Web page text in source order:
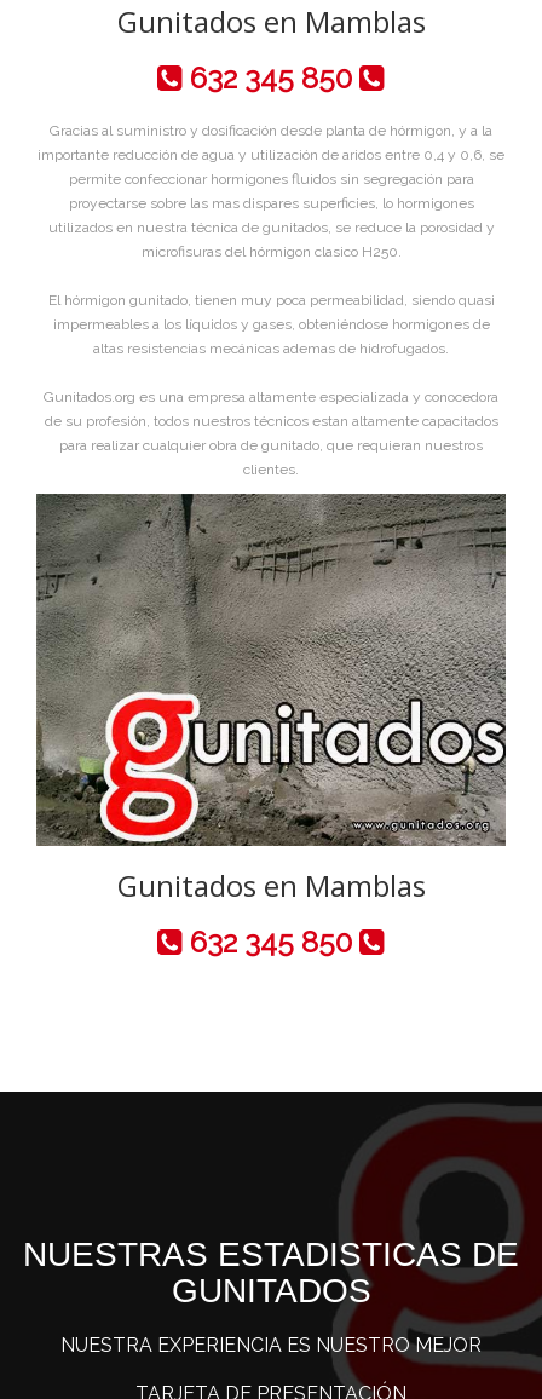
Gunitados en Mamblas
632 345 850
Gracias al suministro y dosificación desde planta de hórmigon, y a la
importante reducción de agua y utilización de aridos entre 0,4 y 0,6, se
permite confeccionar hormigones fluidos sin segregación para
proyectarse sobre las mas dispares superficies, lo hormigones
utilizados en nuestra técnica de gunitados, se reduce la porosidad y
microfisuras del hórmigon clasico H250.
El hórmigon gunitado, tienen muy poca permeabilidad, siendo quasi
impermeables a los líquidos y gases, obteniéndose hormigones de
altas resistencias mecánicas ademas de hidrofugados.
Gunitados.org es una empresa altamente especializada y conocedora
de su profesión, todos nuestros técnicos estan altamente capacitados
para realizar cualquier obra de gunitado, que requieran nuestros
clientes.
Gunitados en Mamblas
632 345 850
NUESTRAS ESTADISTICAS DE
GUNITADOS
NUESTRA EXPERIENCIA ES NUESTRO MEJOR
TARJETA DE PRESENTACIÓN